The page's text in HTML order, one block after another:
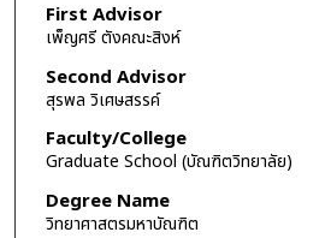
First Advisor
เพ็ญศรี ตังคณะสิงห์
Second Advisor
สุรพล วิเศษสรรค์
Faculty/College
Graduate School (บัณฑิตวิทยาลัย)
Degree Name
วิทยาศาสตรมหาบัณฑิต